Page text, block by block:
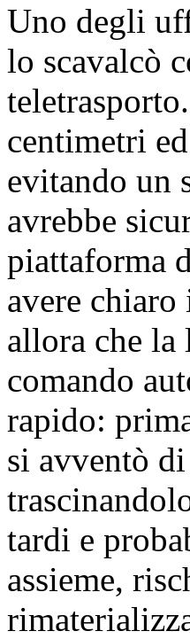
Uno degli
lo scavalcò
centimetri
evitando un
avrebbe
piattaforma
avere
allora che la
comando
rapido:
si avventò
tardi e
assieme,